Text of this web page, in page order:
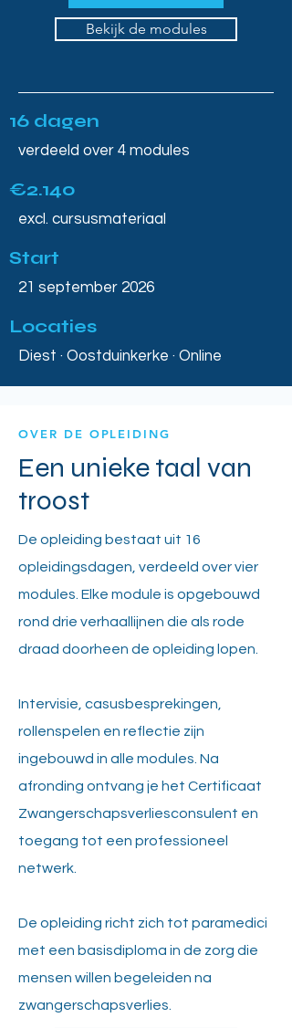
Bekijk de modules
16 dagen
verdeeld over 4 modules
€2.140
excl. cursusmateriaal
Start
21 september 2026
Locaties
Diest · Oostduinkerke · Online
OVER DE OPLEIDING
Een unieke taal van
troost
De opleiding bestaat uit 16
opleidingsdagen, verdeeld over vier
modules. Elke module is opgebouwd
rond drie verhaallijnen die als rode
draad doorheen de opleiding lopen.
Intervisie, casusbesprekingen,
rollenspelen en reflectie zijn
ingebouwd in alle modules. Na
afronding ontvang je het Certificaat
Zwangerschapsverliesconsulent en
toegang tot een professioneel
netwerk.
De opleiding richt zich tot paramedici
met een basisdiploma in de zorg die
mensen willen begeleiden na
zwangerschapsverlies.